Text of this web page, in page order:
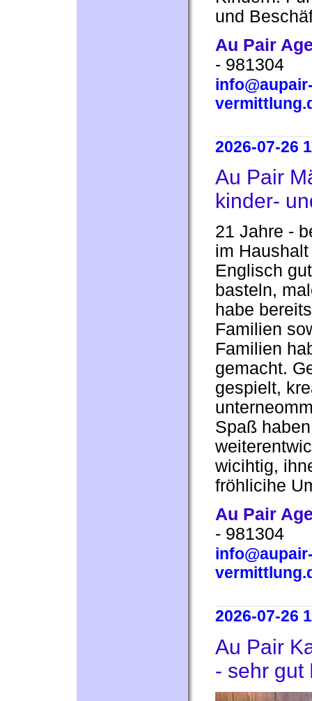
und
Au Pair
- 981304
2026-07-26
Au Pair
kinder-
21 Jahre -
im
Englisch
basteln,
habe
Familien
Familien
gemacht.
gespielt,
Spaß
wicihtig,
fröhlicihe
Au Pair
- 981304
2026-07-26
Au Pair
- sehr gut